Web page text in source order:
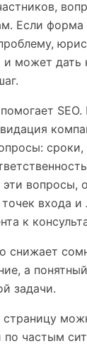
Если форма
может дать
SEO.
вопросы,
входа и
к
снижает
а
задачи.
частым